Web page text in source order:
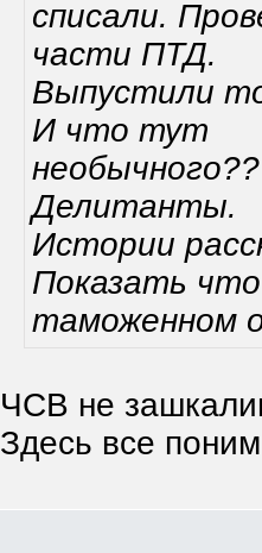
списали.
части ПТД.
Выпустили
И что тут
Делитанты.
Истории
Показать
таможенном
ЧСВ не
Здесь все